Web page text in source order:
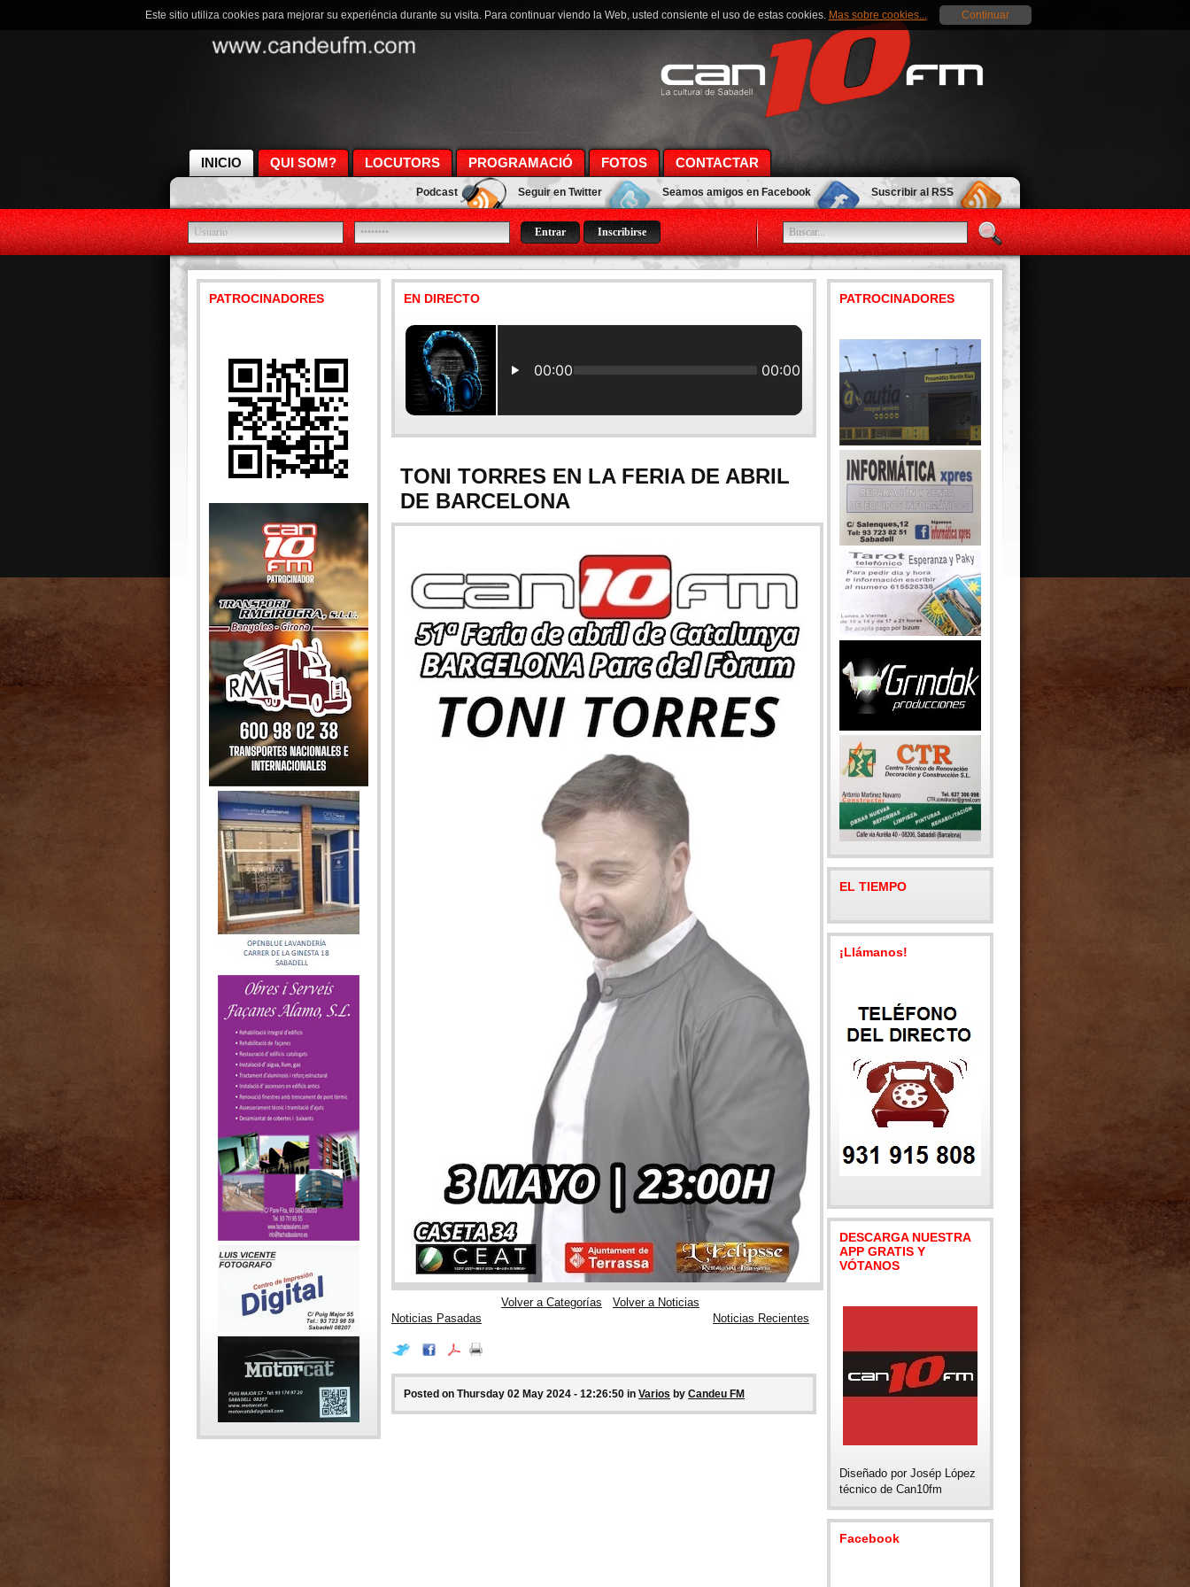
INICIO QUI SOM? LOCUTORS PROGRAMACIÓ FOTOS CONTACTAR
Podcast Seguir en Twitter Seamos amigos en Facebook Suscribir al RSS
Inscribirse
PATROCINADORES EN DIRECTO
TONI TORRES EN LA FERIA DE ABRIL
DE BARCELONA
Volver a Categorías
Volver a Noticias
Noticias Pasadas
Noticias Recientes
Posted on Thursday 02 May 2024 - 12:26:50 in Varios by Candeu FM
PATROCINADORES
EL TIEMPO
¡Llámanos!
DESCARGA NUESTRA
APP GRATIS Y
VÓTANOS
Diseñado por Josép López
técnico de Can10fm
Facebook
Este sitio utiliza cookies para mejorar su experiéncia durante su visita. Para continuar viendo la Web, usted consiente el uso de estas cookies. Mas sobre cookies... Continuar